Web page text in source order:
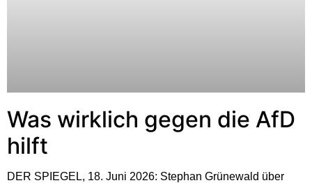
Was wirklich gegen die AfD
hilft
DER SPIEGEL, 18. Juni 2026: Stephan Grünewald über